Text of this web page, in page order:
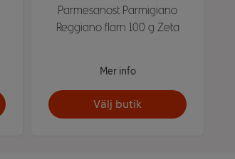
Parmesanost Parmigiano
Reggiano flarn 100 g Zeta
Mer info
Välj butik